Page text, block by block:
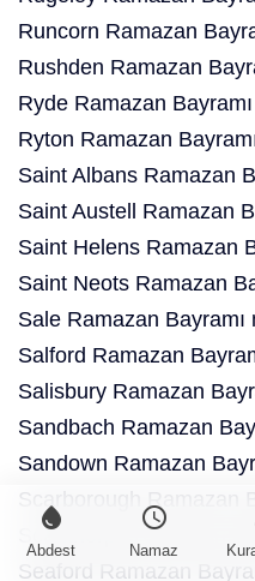
water_drop
Abdest
schedule
Namaz
Runcorn Ramazan
Rushden Ramazan
Ryde Ramazan
Ryton Ramazan
Saint Albans Ramazan
Saint Austell Ramazan
Saint Helens Ramazan
Saint Neots Ramazan
Sale Ramazan Bayramı
Salford Ramazan
Salisbury Ramazan
Sandbach Ramazan
Sandown Ramazan
Scarborough Ramazan
Scunthorpe Ramazan
Seaford Ramazan